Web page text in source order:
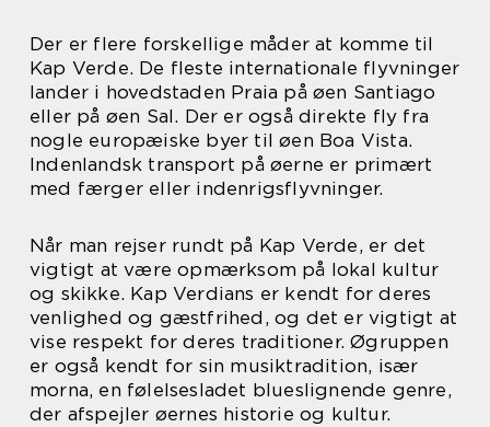
Der er flere forskellige måder at komme til
Kap Verde. De fleste internationale flyvninger
lander i hovedstaden Praia på øen Santiago
eller på øen Sal. Der er også direkte fly fra
nogle europæiske byer til øen Boa Vista.
Indenlandsk transport på øerne er primært
med færger eller indenrigsflyvninger.
Når man rejser rundt på Kap Verde, er det
vigtigt at være opmærksom på lokal kultur
og skikke. Kap Verdians er kendt for deres
venlighed og gæstfrihed, og det er vigtigt at
vise respekt for deres traditioner. Øgruppen
er også kendt for sin musiktradition, især
morna, en følelsesladet blueslignende genre,
der afspejler øernes historie og kultur.